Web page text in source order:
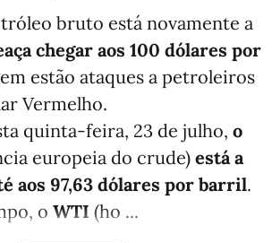
bruto está novamente a
chegar aos 100 dólares por
estão ataques a petroleiros
Vermelho.
quinta-feira, 23 de julho, o
europeia do crude) está a
aos 97,63 dólares por barril.
o WTI (ho ...